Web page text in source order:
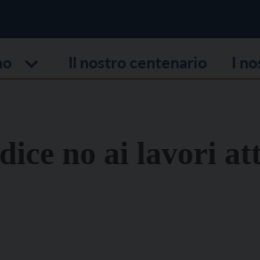
Il nostro centenario I
no ai lavori